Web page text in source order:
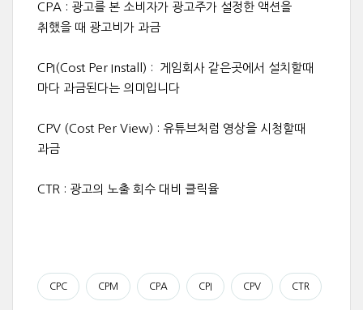
CPA : 광고를 본 소비자가 광고주가 설정한 액션을
취했을 때 광고비가 과금
CPI(Cost Per Install) : 게임회사 같은곳에서 설치할때
마다 과금된다는 의미입니다
CPV (Cost Per View) : 유튜브처럼 영상을 시청할때
과금
CTR : 광고의 노출 회수 대비 클릭율
CPC CPM CPA CPI CPV CTR